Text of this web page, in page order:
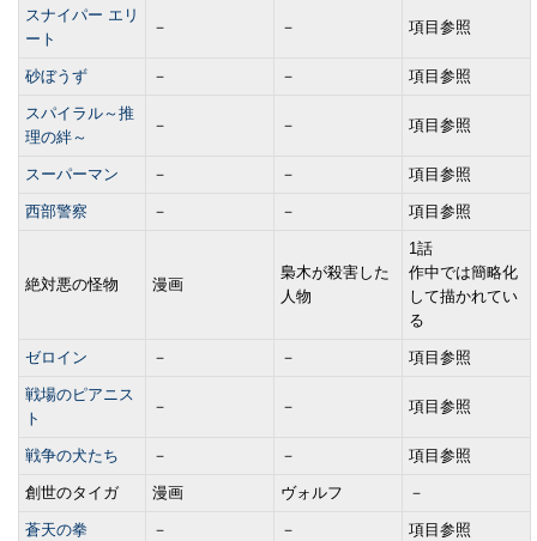
スナイパー エリ
ート
－ － 項目参照
砂ぼうず － － 項目参照
スパイラル～推
理の絆～
－ － 項目参照
スーパーマン － － 項目参照
西部警察 － － 項目参照
絶対悪の怪物 漫画
梟木が殺害した
人物
1話
作中では簡略化
して描かれてい
る
ゼロイン － － 項目参照
戦場のピアニス
ト
－ － 項目参照
戦争の犬たち － － 項目参照
創世のタイガ 漫画 ヴォルフ －
蒼天の拳 － － 項目参照